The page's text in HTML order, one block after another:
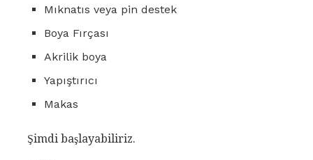
Mıknatıs veya pin destek
Boya Fırçası
Akrilik boya
Yapıştırıcı
Makas
Şimdi başlayabiliriz.